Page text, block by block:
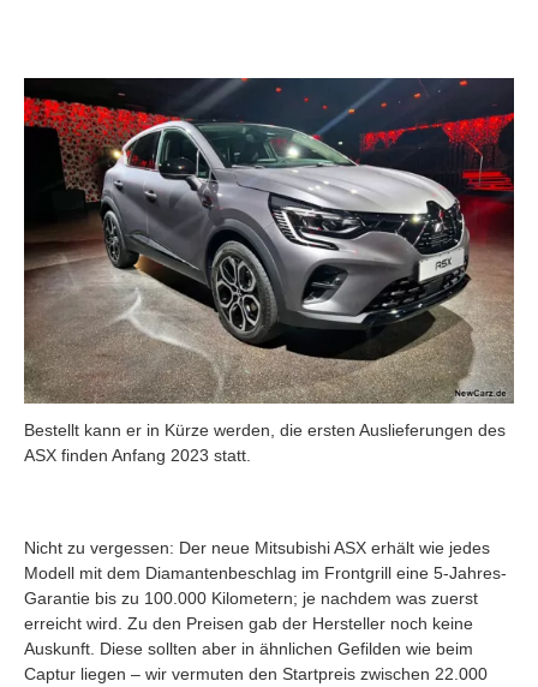
Bestellt kann er in Kürze werden, die ersten Auslieferungen des
ASX finden Anfang 2023 statt.
Nicht zu vergessen: Der neue Mitsubishi ASX erhält wie jedes
Modell mit dem Diamantenbeschlag im Frontgrill eine 5-Jahres-
Garantie bis zu 100.000 Kilometern; je nachdem was zuerst
erreicht wird. Zu den Preisen gab der Hersteller noch keine
Auskunft. Diese sollten aber in ähnlichen Gefilden wie beim
Captur liegen – wir vermuten den Startpreis zwischen 22.000